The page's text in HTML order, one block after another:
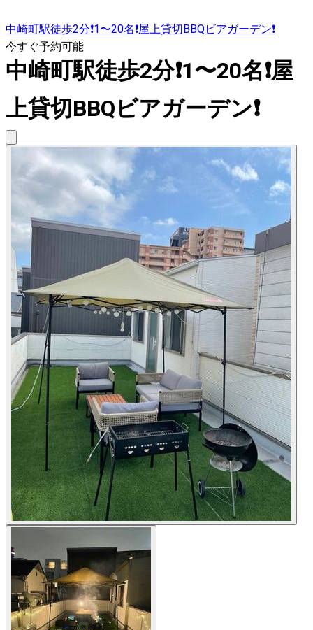
中崎町駅徒歩2分❗️1〜20名❗️屋上貸切BBQビアガーデン❗️
今すぐ予約可能
中崎町駅徒歩2分❗️1〜20名❗️屋
上貸切BBQビアガーデン❗️